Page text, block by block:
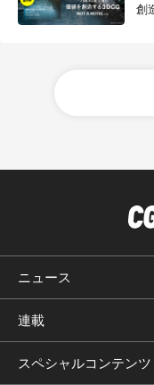
創
ニュース
連載
スペシャルコンテンツ